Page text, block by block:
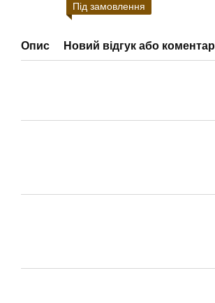
Під замовлення
Опис Новий відгук або коментар